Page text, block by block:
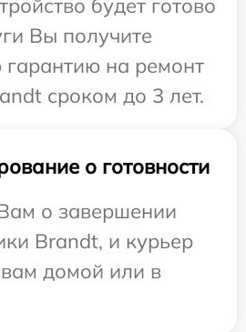
будет готово
Вы получите
на ремонт
сроком до 3 лет.
о готовности
о завершении
Brandt, и курьер
домой или в